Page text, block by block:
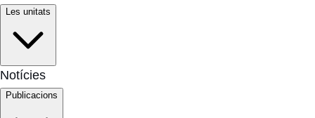
Les unitats
Notícies
Publicacions